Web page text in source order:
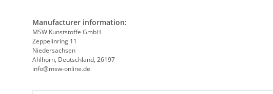
Manufacturer information:
MSW Kunststoffe GmbH
Zeppelinring 11
Niedersachsen
Ahlhorn, Deutschland, 26197
info@msw-online.de